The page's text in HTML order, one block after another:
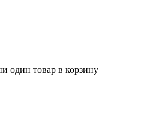
один товар в корзину